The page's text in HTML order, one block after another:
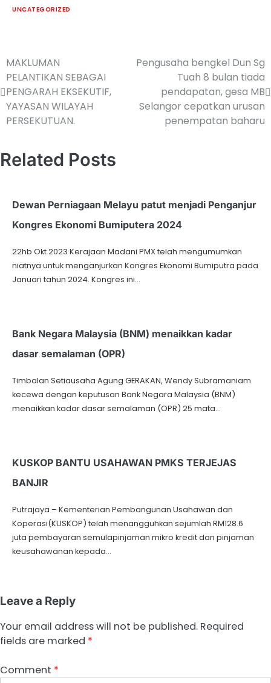
UNCATEGORIZED
MAKLUMAN
PELANTIKAN SEBAGAI
PENGARAH EKSEKUTIF,
YAYASAN WILAYAH
PERSEKUTUAN.
Pengusaha bengkel Dun Sg
Tuah 8 bulan tiada
pendapatan, gesa MB
Selangor cepatkan urusan
penempatan baharu
Related Posts
Dewan Perniagaan Melayu patut menjadi Penganjur
Kongres Ekonomi Bumiputera 2024
22hb Okt 2023 Kerajaan Madani PMX telah mengumumkan
niatnya untuk menganjurkan Kongres Ekonomi Bumiputra pada
Januari tahun 2024. Kongres ini…
Bank Negara Malaysia (BNM) menaikkan kadar
dasar semalaman (OPR)
Timbalan Setiausaha Agung GERAKAN, Wendy Subramaniam
kecewa dengan keputusan Bank Negara Malaysia (BNM)
menaikkan kadar dasar semalaman (OPR) 25 mata…
KUSKOP BANTU USAHAWAN PMKS TERJEJAS
BANJIR
Putrajaya – Kementerian Pembangunan Usahawan dan
Koperasi(KUSKOP) telah menangguhkan sejumlah RM128.6
juta pembayaran semulapinjaman mikro kredit dan pinjaman
keusahawanan kepada…
Leave a Reply
Your email address will not be published. Required
fields are marked *
Comment *